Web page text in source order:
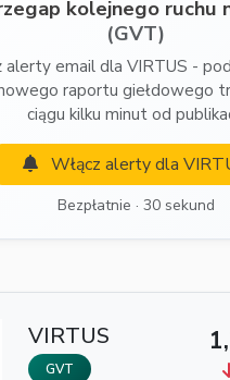
kolejnego ruchu
(GVT)
alerty email dla VIRTUS -
raportu giełdowego
ciągu kilku minut od
Włącz alerty dla
Bezpłatnie · 30 sekund
VIRTUS
GVT